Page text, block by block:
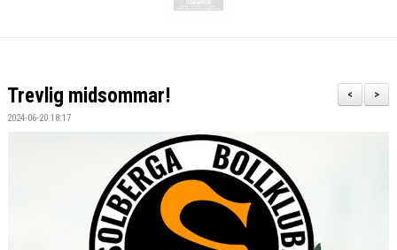
>
<
Trevlig midsommar!
2024-06-20 18:17